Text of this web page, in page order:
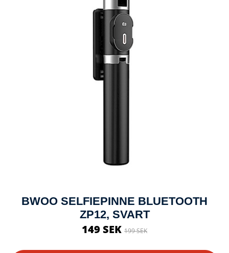
BWOO SELFIEPINNE BLUETOOTH
ZP12, SVART
149 SEK 199 SEK